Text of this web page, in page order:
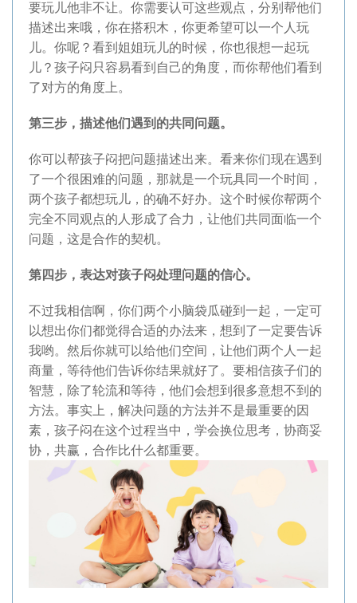
要玩儿他非不让。你需要认可这些观点，分别帮他们
描述出来哦，你在搭积木，你更希望可以一个人玩
儿。你呢？看到姐姐玩儿的时候，你也很想一起玩
儿？孩子闷只容易看到自己的角度，而你帮他们看到
了对方的角度上。
第三步，描述他们遇到的共同问题。
你可以帮孩子闷把问题描述出来。看来你们现在遇到
了一个很困难的问题，那就是一个玩具同一个时间，
两个孩子都想玩儿，的确不好办。这个时候你帮两个
完全不同观点的人形成了合力，让他们共同面临一个
问题，这是合作的契机。
第四步，表达对孩子闷处理问题的信心。
不过我相信啊，你们两个小脑袋瓜碰到一起，一定可
以想出你们都觉得合适的办法来，想到了一定要告诉
我哟。然后你就可以给他们空间，让他们两个人一起
商量，等待他们告诉你结果就好了。要相信孩子们的
智慧，除了轮流和等待，他们会想到很多意想不到的
方法。事实上，解决问题的方法并不是最重要的因
素，孩子闷在这个过程当中，学会换位思考，协商妥
协，共赢，合作比什么都重要。